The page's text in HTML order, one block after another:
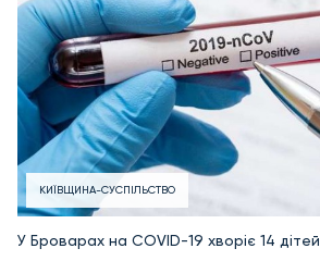
КИЇВЩИНА-СУСПІЛЬСТВО
У Броварах на COVID-19 хворіє 14 дітей